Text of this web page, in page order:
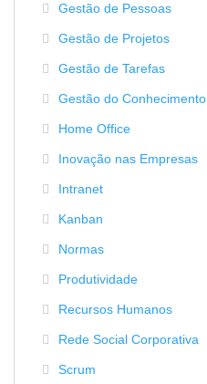
Gestão de Pessoas
Gestão de Projetos
Gestão de Tarefas
Gestão do Conhecimento
Home Office
Inovação nas Empresas
Intranet
Kanban
Normas
Produtividade
Recursos Humanos
Rede Social Corporativa
Scrum